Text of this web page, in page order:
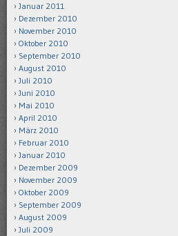
Januar 2011
Dezember 2010
November 2010
Oktober 2010
September 2010
August 2010
Juli 2010
Juni 2010
Mai 2010
April 2010
März 2010
Februar 2010
Januar 2010
Dezember 2009
November 2009
Oktober 2009
September 2009
August 2009
Juli 2009